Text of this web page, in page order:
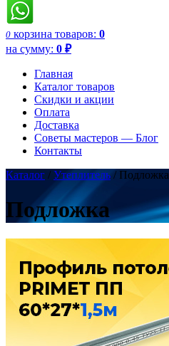
0 корзина товаров: 0
на сумму: 0 ₽
Главная
Каталог товаров
Скидки и акции
Оплата
Доставка
Советы мастеров — Блог
Контакты
Каталог / Утеплитель/ Подложка
Подложка